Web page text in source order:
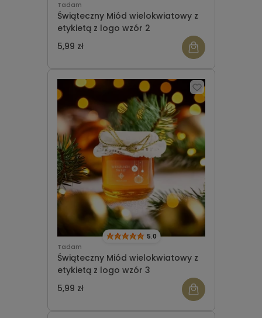
Tadam
Świąteczny Miód wielokwiatowy z
etykietą z logo wzór 2
5,99 zł
Tadam
Świąteczny Miód wielokwiatowy z
etykietą z logo wzór 3
5.0
5,99 zł